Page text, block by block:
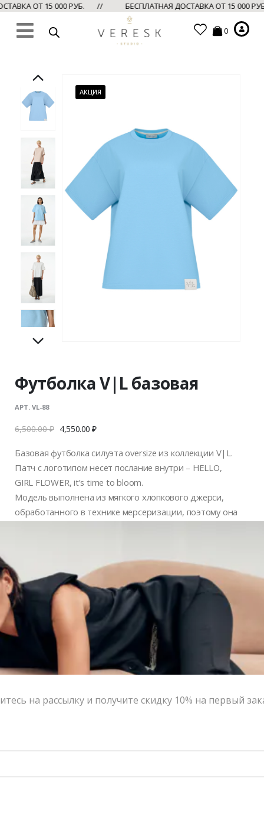
ОТ 15 000 РУБ. // БЕСПЛАТНАЯ ДОСТАВКА ОТ 15 000
0
АКЦИЯ
Футболка V|L базовая
АРТ. VL-88
6,500.00₽ 4,550.00₽
Базовая футболка силуэта oversize из коллекции V|L.
Патч с логотипом несет послание внутри – HELLO,
GIRL FLOWER, it’s time to bloom.
Модель выполнена из мягкого хлопкового джерси,
обработанного в технике мерсеризации, поэтому она
Цвет:
бежевый, белый, голубой
Размер:One size
Страна-производитель:Россия
Тип товара:
Футболки
VERESK LABEL
Написать в MAX
Состав и уход
Оформление заказа
на рассылку и получите скидку 10% на первый